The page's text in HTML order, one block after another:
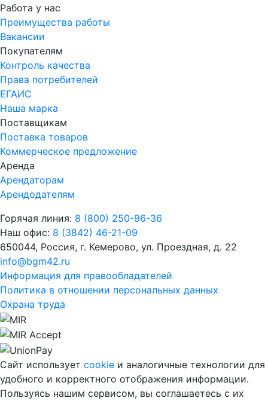
Работа у нас
Преимущества работы
Вакансии
Покупателям
Контроль качества
Права потребителей
ЕГАИС
Наша марка
Поставщикам
Поставка товаров
Коммерческое предложение
Аренда
Арендаторам
Арендодателям
Горячая линия: 8 (800) 250-96-36
Наш офис: 8 (3842) 46-21-09
650044, Россия, г. Кемерово, ул. Проездная, д. 22
info@bgm42.ru
Информация для правообладателей
Политика в отношении персональных данных
Охрана труда
Сайт использует cookie и аналогичные технологии для
удобного и корректного отображения информации.
Пользуясь нашим сервисом, вы соглашаетесь с их